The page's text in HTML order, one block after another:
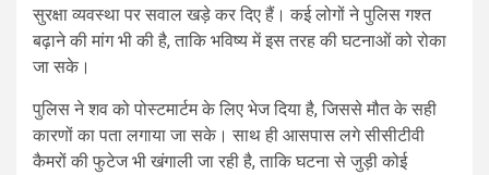
सुरक्षा व्यवस्था पर सवाल खड़े कर दिए हैं। कई लोगों ने पुलिस गश्त
बढ़ाने की मांग भी की है, ताकि भविष्य में इस तरह की घटनाओं को रोका
जा सके।
पुलिस ने शव को पोस्टमार्टम के लिए भेज दिया है, जिससे मौत के सही
कारणों का पता लगाया जा सके। साथ ही आसपास लगे सीसीटीवी
कैमरों की फुटेज भी खंगाली जा रही है, ताकि घटना से जुड़ी कोई